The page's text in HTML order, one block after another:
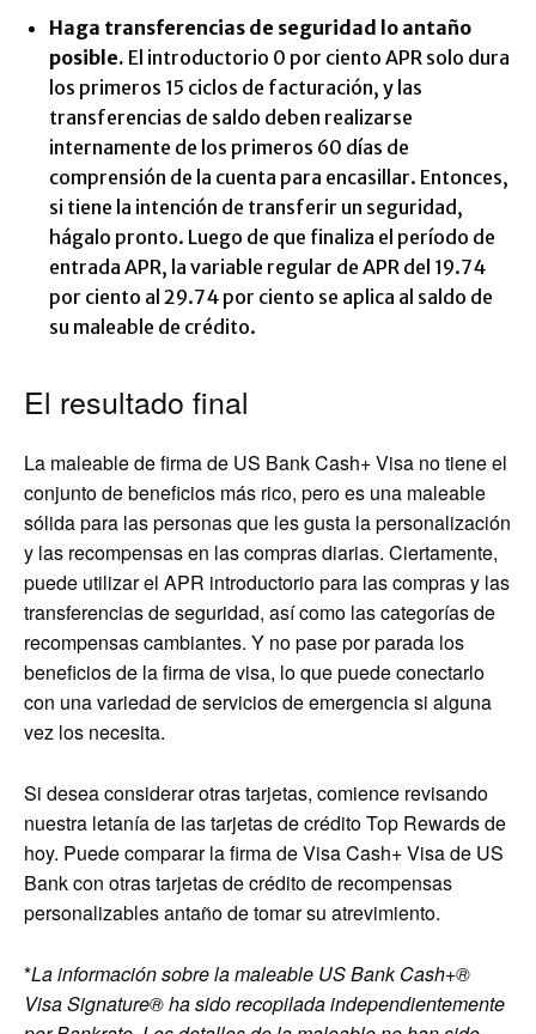
Haga transferencias de seguridad lo antaño
posible. El introductorio 0 por ciento APR solo dura
los primeros 15 ciclos de facturación, y las
transferencias de saldo deben realizarse
internamente de los primeros 60 días de
comprensión de la cuenta para encasillar. Entonces,
si tiene la intención de transferir un seguridad,
hágalo pronto. Luego de que finaliza el período de
entrada APR, la variable regular de APR del 19.74
por ciento al 29.74 por ciento se aplica al saldo de
su maleable de crédito.
El resultado final
La maleable de firma de US Bank Cash+ Visa no tiene el
conjunto de beneficios más rico, pero es una maleable
sólida para las personas que les gusta la personalización
y las recompensas en las compras diarias. Ciertamente,
puede utilizar el APR introductorio para las compras y las
transferencias de seguridad, así como las categorías de
recompensas cambiantes. Y no pase por parada los
beneficios de la firma de visa, lo que puede conectarlo
con una variedad de servicios de emergencia si alguna
vez los necesita.
Si desea considerar otras tarjetas, comience revisando
nuestra letanía de las tarjetas de crédito Top Rewards de
hoy. Puede comparar la firma de Visa Cash+ Visa de US
Bank con otras tarjetas de crédito de recompensas
personalizables antaño de tomar su atrevimiento.
*La información sobre la maleable US Bank Cash+®
Visa Signature® ha sido recopilada independientemente